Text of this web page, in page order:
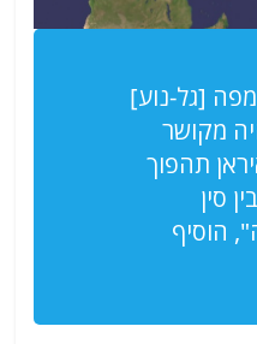
[גל-נוע]
מקושר
תהפוך
סין
הוסיף